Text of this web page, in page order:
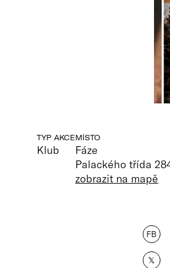
TYP AKCE
Klub
MÍSTO
Fáze
Palackého třída
zobrazit na mapě
FB
𝕏